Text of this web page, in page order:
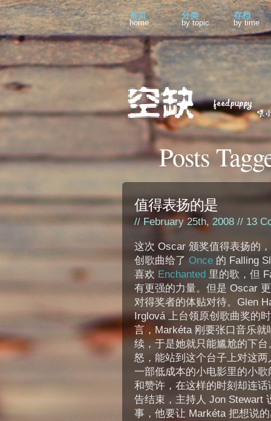
首页
home
分类
by topic
存档
by time
Posts
值得表扬的是
// February 25th, 2008 // 13
这次 Oscar 颁奖值得表扬的
创歌曲给了 Once的 Falling
喜欢 Enchanted里的歌，但
有更强的力量。但是 Oscar
对得奖者的体贴对待。Glen
Irglová 上台领原创歌曲奖的
言，Markéta 刚要张口音乐就
续，于是她就只能尴尬的下
怒，能站到这个台子上对这
一部低成本的小电影里的小
和赞许，在这样的时刻却连
告结束，主持人 Jon Stewart
事，他要让 Markéta 把想说